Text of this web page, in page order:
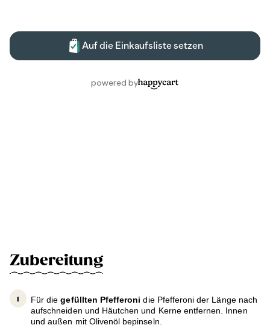
Zubereitung
Für diegefüllten Pfefferoni die Pfefferoni der Länge nach
aufschneiden und Häutchen und Kerne entfernen. Innen
und außen mit Olivenöl bepinseln.